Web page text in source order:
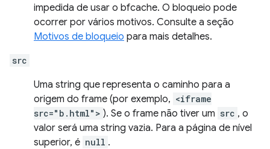
impedida de usar o bfcache. O bloqueio pode
ocorrer por vários motivos. Consulte a seção
Motivos de bloqueio para mais detalhes.
src
Uma string que representa o caminho para a
origem do frame (por exemplo, <iframe
src="b.html"> ). Se o frame não tiver um src , o
valor será uma string vazia. Para a página de nível
superior, é null .